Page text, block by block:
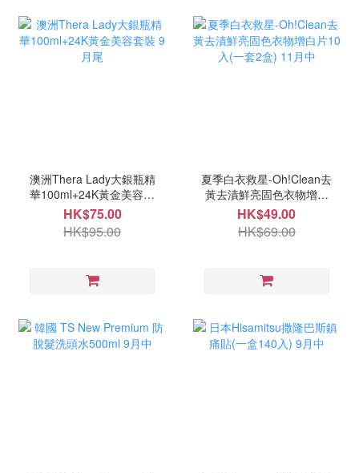
澳洲Thera Lady大銀瓶精
華100ml+24K黃金美容套
裝 9月尾
HK$75.00
HK$95.00
夏季白衣救星-Oh!Clean去
黃去漬鮮亮固色衣物增白
片10入(一套2盒) 11月中
HK$49.00
HK$69.00